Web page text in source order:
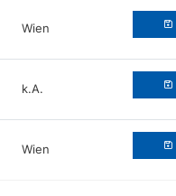
Wien
k.A.
Wien